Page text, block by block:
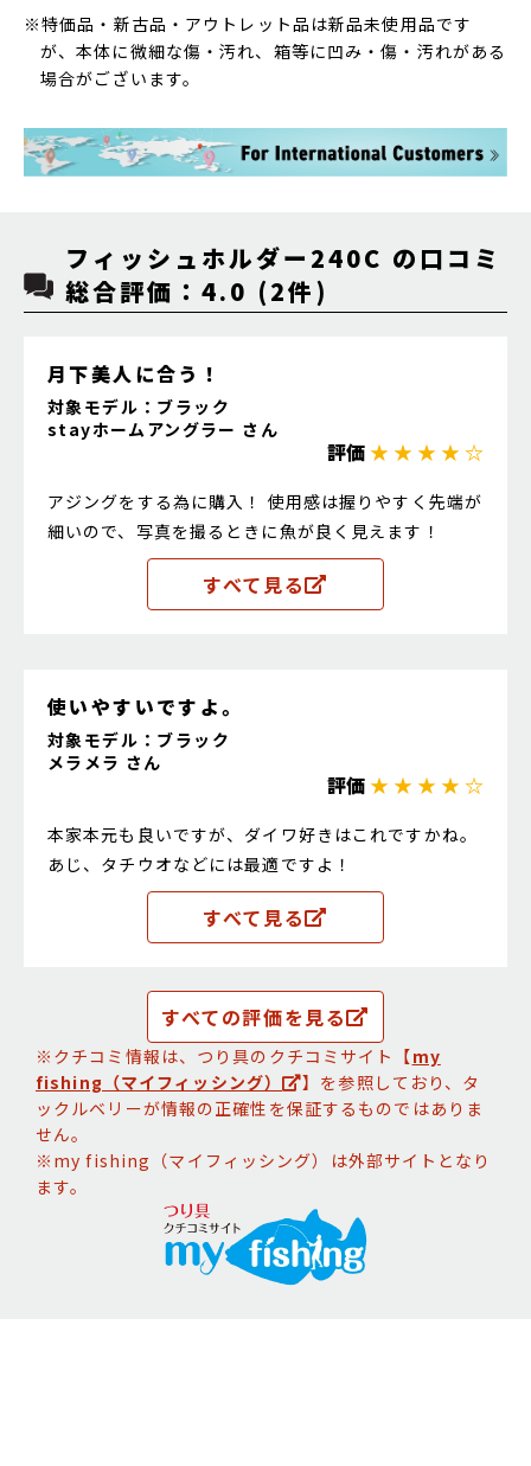
※特価品・新古品・アウトレット品は新品未使用品です
が、本体に微細な傷・汚れ、箱等に凹み・傷・汚れがある
場合がございます。
フィッシュホルダー240C の口コミ
総合評価：4.0 (2件)
月下美人に合う！
対象モデル：ブラック
stayホームアングラー さん
評価★ ★ ★ ★ ☆
アジングをする為に購入！ 使用感は握りやすく先端が
細いので、写真を撮るときに魚が良く見えます！
すべて見る
使いやすいですよ。
対象モデル：ブラック
メラメラ さん
評価★ ★ ★ ★ ☆
本家本元も良いですが、ダイワ好きはこれですかね。
あじ、タチウオなどには最適ですよ！
すべて見る
すべての評価を見る
※クチコミ情報は、つり具のクチコミサイト【my
fishing（マイフィッシング）
】を参照しており、タ
ックルベリーが情報の正確性を保証するものではありま
せん。
※my fishing（マイフィッシング）は外部サイトとなり
ます。